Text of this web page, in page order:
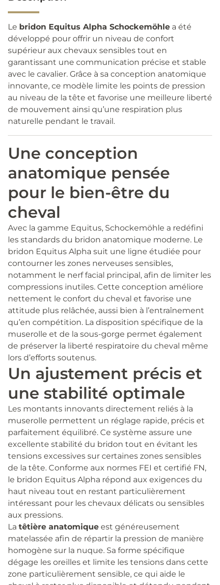
Le bridon Equitus Alpha Schockemöhle a été
développé pour offrir un niveau de confort
supérieur aux chevaux sensibles tout en
garantissant une communication précise et stable
avec le cavalier. Grâce à sa conception anatomique
innovante, ce modèle limite les points de pression
au niveau de la tête et favorise une meilleure liberté
de mouvement ainsi qu’une respiration plus
naturelle pendant le travail.
Une conception
anatomique pensée
pour le bien-être du
cheval
Avec la gamme Equitus, Schockemöhle a redéfini
les standards du bridon anatomique moderne. Le
bridon Equitus Alpha suit une ligne étudiée pour
contourner les zones nerveuses sensibles,
notamment le nerf facial principal, afin de limiter les
compressions inutiles. Cette conception améliore
nettement le confort du cheval et favorise une
attitude plus relâchée, aussi bien à l’entraînement
qu’en compétition. La disposition spécifique de la
muserolle et de la sous-gorge permet également
de préserver la liberté respiratoire du cheval même
lors d’efforts soutenus.
Un ajustement précis et
une stabilité optimale
Les montants innovants directement reliés à la
muserolle permettent un réglage rapide, précis et
parfaitement équilibré. Ce système assure une
excellente stabilité du bridon tout en évitant les
tensions excessives sur certaines zones sensibles
de la tête. Conforme aux normes FEI et certifié FN,
le bridon Equitus Alpha répond aux exigences du
haut niveau tout en restant particulièrement
intéressant pour les chevaux délicats ou sensibles
aux pressions.
La têtière anatomique est généreusement
matelassée afin de répartir la pression de manière
homogène sur la nuque. Sa forme spécifique
dégage les oreilles et limite les tensions dans cette
zone particulièrement sensible, ce qui aide le